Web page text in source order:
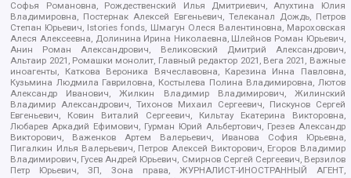
Софья Романовна, Рождественский Илья Дмитриевич, Апухтина Юлия
Владимировна, Постернак Алексей Евгеньевич, Телеканал Дождь, Петров
Степан Юрьевич, Istories fonds, Шмагун Олеся Валентиновна, Мароховская
Алеся Алексеевна, Долинина Ирина Николаевна, Шлейнов Роман Юрьевич,
Анин Роман Александрович, Великовский Дмитрий Александрович,
Альтаир 2021, Ромашки монолит, Главный редактор 2021, Вега 2021, Важные
иноагенты, Каткова Вероника Вячеславовна, Карезина Инна Павловна,
Кузьмина Людмила Гавриловна, Костылева Полина Владимировна, Лютов
Александр Иванович, Жилкин Владимир Владимирович, Жилинский
Владимир Александрович, Тихонов Михаил Сергеевич, Пискунов Сергей
Евгеньевич, Ковин Виталий Сергеевич, Кильтау Екатерина Викторовна,
Любарев Аркадий Ефимович, Гурман Юрий Альбертович, Грезев Александр
Викторович, Важенков Артем Валерьевич, Иванова София Юрьевна,
Пигалкин Илья Валерьевич, Петров Алексей Викторович, Егоров Владимир
Владимирович, Гусев Андрей Юрьевич, Смирнов Сергей Сергеевич, Верзилов
Петр Юрьевич, ЗП, Зона права, ЖУРНАЛИСТ-ИНОСТРАННЫЙ АГЕНТ,